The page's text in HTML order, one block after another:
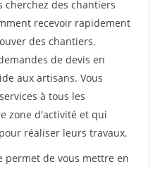
cherchez des chantiers
recevoir rapidement
des chantiers.
de devis en
aux artisans. Vous
à tous les
zone d'activité et qui
réaliser leurs travaux.
permet de vous mettre en